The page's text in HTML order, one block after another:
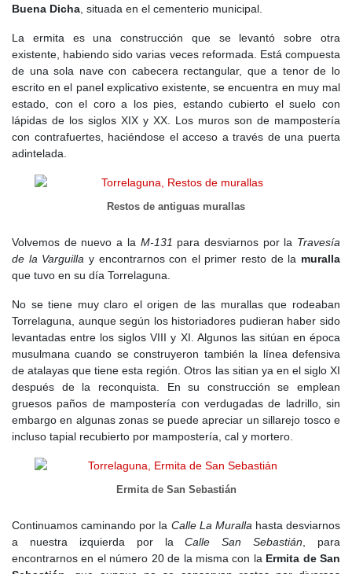
Buena Dicha, situada en el cementerio municipal.
La ermita es una construcción que se levantó sobre otra
existente, habiendo sido varias veces reformada. Está compuesta
de una sola nave con cabecera rectangular, que a tenor de lo
escrito en el panel explicativo existente, se encuentra en muy mal
estado, con el coro a los pies, estando cubierto el suelo con
lápidas de los siglos XIX y XX. Los muros son de mampostería
con contrafuertes, haciéndose el acceso a través de una puerta
adintelada.
Restos de antiguas murallas
Volvemos de nuevo a la M-131 para desviarnos por la Travesía
de la Varguilla y encontrarnos con el primer resto de la muralla
que tuvo en su día Torrelaguna.
No se tiene muy claro el origen de las murallas que rodeaban
Torrelaguna, aunque según los historiadores pudieran haber sido
levantadas entre los siglos VIII y XI. Algunos las sitúan en época
musulmana cuando se construyeron también la línea defensiva
de atalayas que tiene esta región. Otros las sitian ya en el siglo XI
después de la reconquista. En su construcción se emplean
gruesos paños de mampostería con verdugadas de ladrillo, sin
embargo en algunas zonas se puede apreciar un sillarejo tosco e
incluso tapial recubierto por mampostería, cal y mortero.
Ermita de San Sebastián
Continuamos caminando por la Calle La Murallahasta desviarnos
a nuestra izquierda por laCalle San Sebastián, para
encontrarnos en el número 20 de la misma con la Ermita de San